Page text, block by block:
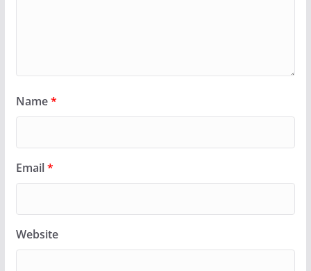
Name*
Email*
Website